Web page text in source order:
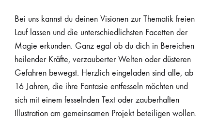
Bei uns kannst du deinen Visionen zur Thematik freien
Lauf lassen und die unterschiedlichsten Facetten der
Magie erkunden. Ganz egal ob du dich in Bereichen
heilender Kräfte, verzauberter Welten oder düsteren
Gefahren bewegst. Herzlich eingeladen sind alle, ab
16 Jahren, die ihre Fantasie entfesseln möchten und
sich mit einem fesselnden Text oder zauberhaften
Illustration am gemeinsamen Projekt beteiligen wollen.